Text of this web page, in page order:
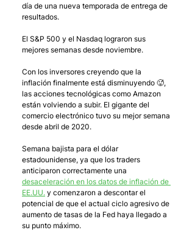
día de una nueva temporada de entrega de
resultados.
El S&P 500 y el Nasdaq lograron sus
mejores semanas desde noviembre.
Con los inversores creyendo que la
inflación finalmente está disminuyendo 🥵,
las acciones tecnológicas como Amazon
están volviendo a subir. El gigante del
comercio electrónico tuvo su mejor semana
desde abril de 2020.
Semana bajista para el dólar
estadounidense, ya que los traders
anticiparon correctamente una
desaceleración en los datos de inflación de
EE.UU. y comenzaron a descontar el
potencial de que el actual ciclo agresivo de
aumento de tasas de la Fed haya llegado a
su punto máximo.